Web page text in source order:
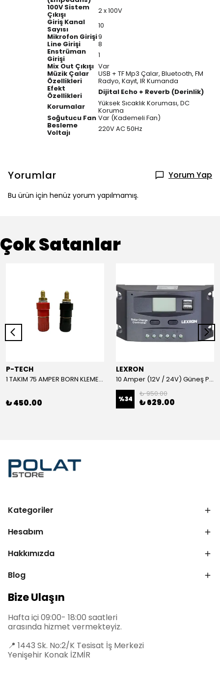
100V Sistem
Çıkışı
2 x 100V
Giriş Kanal
Sayısı
10
Mikrofon Girişi9
Line Girişi 8
Enstrüman
Girişi
1
Mix Out Çıkışı Var
Müzik Çalar
Özellikleri
USB + TF Mp3 Çalar, Bluetooth, FM
Radyo, Kayıt, IR Kumanda
Efekt
Özellikleri
Dijital Echo + Reverb (Derinlik)
Korumalar
Yüksek Sıcaklık Koruması, DC
Koruma
Soğutucu Fan Var (Kademeli Fan)
Besleme
Voltajı 220V AC 50Hz
Yorumlar Yorum Yap
Bu ürün için henüz yorum yapılmamış.
Çok Satanlar
P-TECH
1 TAKIM 75 AMPER BORN KLEMENS (KIRMIZI-SİYAH)
₺ 450.00
LEXRON
10 Amper (12V / 24V) Güneş Paneli Şarj Kontrol Cihazı
%34
₺ 950.00
₺ 629.00
Kategoriler
Hesabım
Hakkımızda
Blog
Bize Ulaşın
Hafta içi 09:00- 18:00 saatleri
arasında hizmet vermekteyiz.
📍 1443 Sk. No:2/K Tesisat İş Merkezi
Yenişehir Konak İZMİR